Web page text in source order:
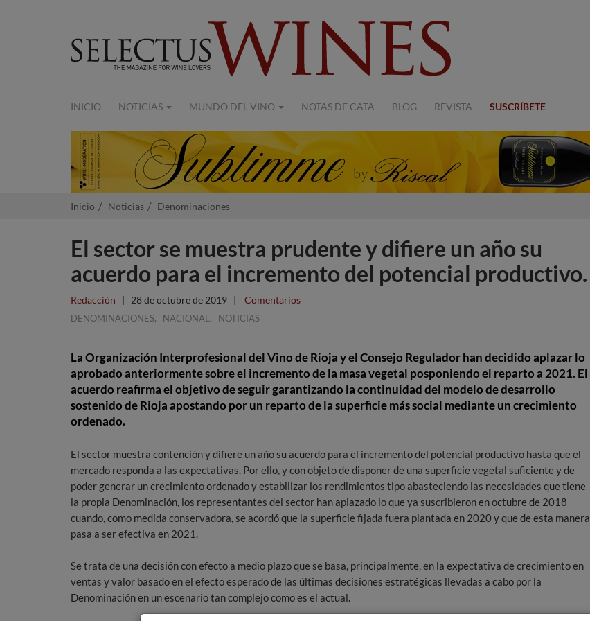
INICIO NOTICIAS MUNDO DEL VINO NOTAS DE CATA BLOG REVISTA SUSCRÍBETE
Inicio Noticias Denominaciones
El sector se muestra prudente y difiere un año su
acuerdo para el incremento del potencial productivo.
Redacción | 28 de octubre de 2019 | Comentarios
DENOMINACIONES, NACIONAL , NOTICIAS
La Organización Interprofesional del Vino de Rioja y el Consejo Regulador han decidido aplazar lo
aprobado anteriormente sobre el incremento de la masa vegetal posponiendo el reparto a 2021. El
acuerdo reafirma el objetivo de seguir garantizando la continuidad del modelo de desarrollo
sostenido de Rioja apostando por un reparto de la superficie más social mediante un crecimiento
ordenado.
El sector muestra contención y difiere un año su acuerdo para el incremento del potencial productivo hasta que el
mercado responda a las expectativas. Por ello, y con objeto de disponer de una superficie vegetal suficiente y de
poder generar un crecimiento ordenado y estabilizar los rendimientos tipo abasteciendo las necesidades que tiene
la propia Denominación, los representantes del sector han aplazado lo que ya suscribieron en octubre de 2018
cuando, como medida conservadora, se acordó que la superficie fijada fuera plantada en 2020 y que de esta manera
pasa a ser efectiva en 2021.
Se trata de una decisión con efecto a medio plazo que se basa, principalmente, en la expectativa de crecimiento en
ventas y valor basado en el efecto esperado de las últimas decisiones estratégicas llevadas a cabo por la
Denominación en un escenario tan complejo como es el actual.